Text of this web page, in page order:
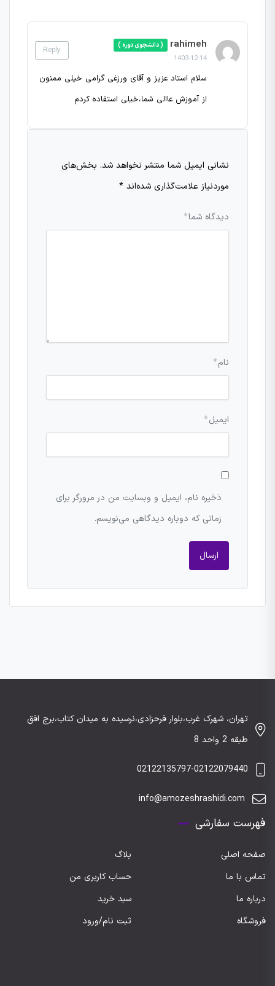
rahimeh ( دانشجوی دوره )
1403-12-14
Reply
سلام استاد عزیز و آقای ورزغی گرامی خیلی ممنون
از آموزش عاالی شما،خیلی استفاده کردم
نشانی ایمیل شما منتشر نخواهد شد. بخش‌های
موردنیاز علامت‌گذاری شده‌اند *
دیدگاه شما*
نام*
ایمیل*
ذخیره نام، ایمیل و وبسایت من در مرورگر برای
زمانی که دوباره دیدگاهی می‌نویسم.
تهران، شهرک غرب،بلوار فرحزادی،نرسیده به میدان کتاب،برج افق
طبقه 2 واحد 8
02122135797-02122079440
info@amozeshrashidi.com
فهرست سفارشی
صفحه اصلی
بلاگ
تماس با ما
حساب کاربری من
درباره ما
سبد خرید
فروشگاه
ثبت نام/ورود